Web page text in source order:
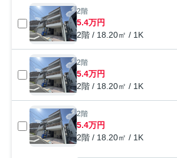
2階
5.4万円
2階 / 18.20㎡ / 1K
2階
5.4万円
2階 / 18.20㎡ / 1K
2階
5.4万円
2階 / 18.20㎡ / 1K